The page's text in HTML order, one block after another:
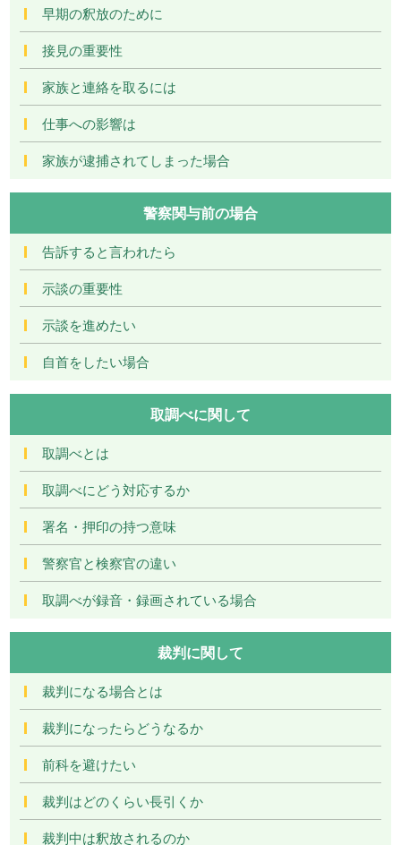
早期の釈放のために
接見の重要性
家族と連絡を取るには
仕事への影響は
家族が逮捕されてしまった場合
警察関与前の場合
告訴すると言われたら
示談の重要性
示談を進めたい
自首をしたい場合
取調べに関して
取調べとは
取調べにどう対応するか
署名・押印の持つ意味
警察官と検察官の違い
取調べが録音・録画されている場合
裁判に関して
裁判になる場合とは
裁判になったらどうなるか
前科を避けたい
裁判はどのくらい長引くか
裁判中は釈放されるのか